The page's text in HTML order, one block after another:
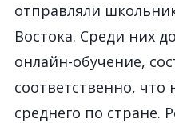
отправляли
Востока. Среди них
онлайн-обучение,
соответственно, что
среднего по стране.